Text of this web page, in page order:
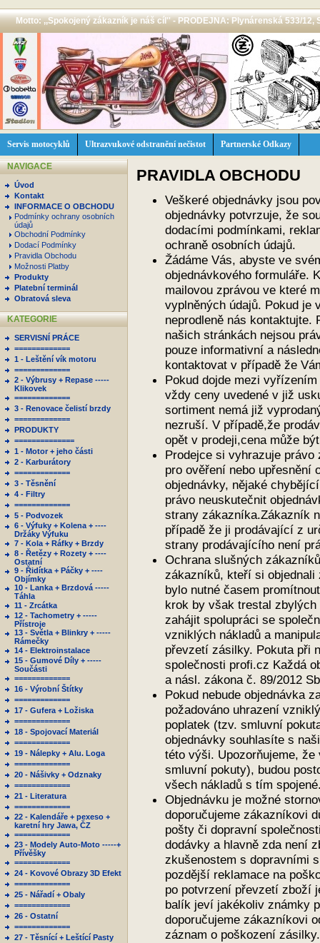
Motto: ,,Spokojený zákazník je náš cíl'' - PRODEJNA: Plynárenská 533/12,
Servis motocyklů Ultrazvukové odstranění nečistot Partnerské Odkazy
NAVIGACE
Úvod
Kontakt
INFORMACE O OBCHODU
Podmínky ochrany osobních
údajů
Obchodní Podmínky
Dodací Podmínky
Pravidla Obchodu
Možnosti Platby
Produkty
Platební terminál
Obratová sleva
KATEGORIE
SERVISNÍ PRÁCE
=============
1 - Leštění vík motoru
=============
2 - Výbrusy + Repase -----
Klikovek
=============
3 - Renovace čelistí brzdy
=============
PRODUKTY
==============
1 - Motor + jeho části
2 - Karburátory
=============
3 - Těsnění
4 - Filtry
=============
5 - Podvozek
6 - Výfuky + Kolena + ----
Držáky Výfuku
7 - Kola + Ráfky + Brzdy
8 - Řetězy + Rozety + ----
Ostatní
9 - Řidítka + Páčky + ----
Objímky
10 - Lanka + Brzdová -----
Táhla
11 - Zrcátka
12 - Tachometry + -----
Přístroje
13 - Světla + Blinkry + -----
Rámečky
14 - Elektroinstalace
15 - Gumové Díly + -----
Součásti
=============
16 - Výrobní Štítky
=============
17 - Gufera + Ložiska
=============
18 - Spojovací Materiál
=============
19 - Nálepky + Alu. Loga
=============
20 - Nášivky + Odznaky
=============
21 - Literatura
=============
22 - Kalendáře + pexeso +
karetní hry Jawa, ČZ
=============
23 - Modely Auto-Moto -----+
Přívěšky
=============
24 - Kovové Obrazy 3D Efekt
=============
25 - Nářadí + Obaly
=============
26 - Ostatní
=============
27 - Těsnící + Leštící Pasty
PRAVIDLA OBCHODU
Veškeré objednávky jsou
objednávky potvrzuje, že
dodacími podmínkami,
ochraně osobních údajů.
Žádáme Vás, abyste ve
objednávkového formuláře.
mailovou zprávou ve které
vyplněných údajů. Pokud je
neprodleně nás kontaktujte.
našich stránkách nejsou
pouze informativní a
kontaktovat v případě že
​Pokud dojde mezi
vždy ceny uvedené v již
sortiment nemá již
nezruší. V případě,že
opět v prodeji,cena může
​Prodejce si vyhrazuje
pro ověření nebo upřesnění
objednávky, nějaké
právo neuskutečnit
strany zákazníka.Zákazník
případě že ji prodávající z
strany prodávajícího není
Ochrana slušných
zákazníků, kteří si
bylo nutné časem
krok by však trestal
zahájit spolupráci se
vzniklých nákladů a
převzetí zásilky. Pokuta při
společnosti profi.cz Každá
a násl. zákona č. 89/2012
Pokud nebude objednávka
požadováno uhrazení
poplatek (tzv. smluvní
objednávky souhlasíte s
této výši. Upozorňujeme, že
smluvní pokuty), budou
všech nákladů s tím
Objednávku je možné
doporučujeme zákazníkovi
pošty či dopravní
dodávky a hlavně zda není
zkušenostem s dopravními
pozdější reklamace na
po potvrzení převzetí zboží
balík jeví jakékoliv známky
doporučujeme zákazníkovi
záznam o poškození zásilky.